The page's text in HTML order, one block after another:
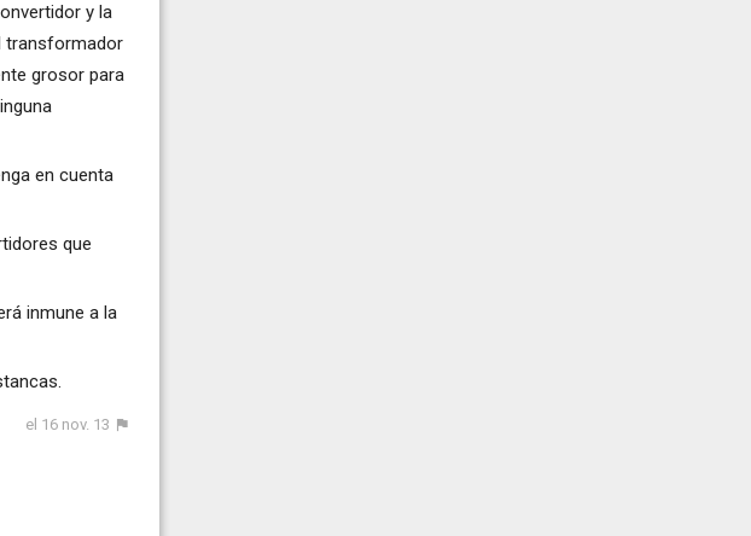
y la
transformador
grosor para
en cuenta
que
inmune a la
el 16 nov. 13